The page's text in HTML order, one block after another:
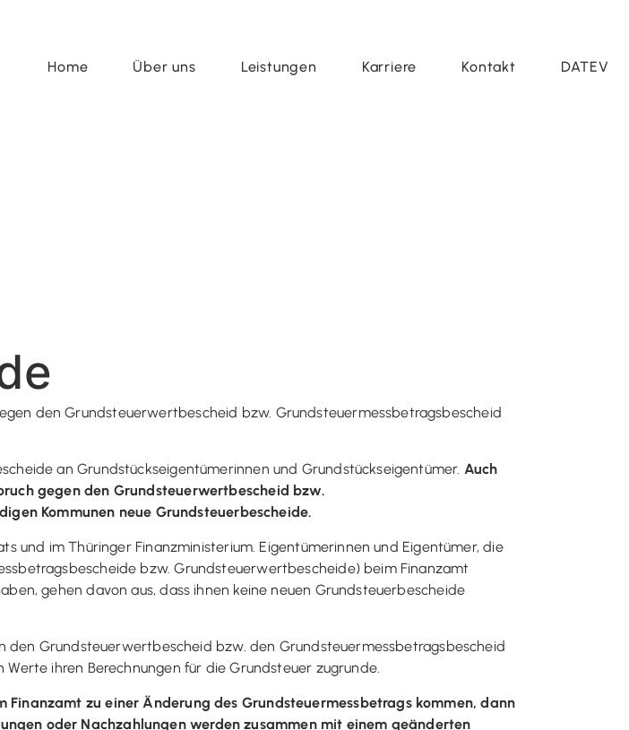
Home Über uns Leistungen Karriere Kontakt DATEV
den Grundsteuerwertbescheid bzw. Grundsteuermessbetragsbescheid
an Grundstückseigentümerinnen und Grundstückseigentümer. Auch
gegen den Grundsteuerwertbescheid bzw.
Kommunen neue Grundsteuerbescheide.
und im Thüringer Finanzministerium. Eigentümerinnen und Eigentümer, die
bzw. Grundsteuerwertbescheide) beim Finanzamt
gehen davon aus, dass ihnen keine neuen Grundsteuerbescheide
den Grundsteuerwertbescheid bzw. den Grundsteuermessbetragsbescheid
ihren Berechnungen für die Grundsteuer zugrunde.
zu einer Änderung des Grundsteuermessbetrags kommen, dann
oder Nachzahlungen werden zusammen mit einem geänderten